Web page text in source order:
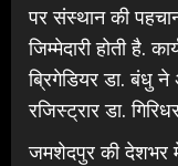
पर संस्थान की
जिम्मेदारी होती है.
ब्रिगेडियर डा. बंधु
रजिस्ट्रार डा.
जमशेदपुर की देशभर